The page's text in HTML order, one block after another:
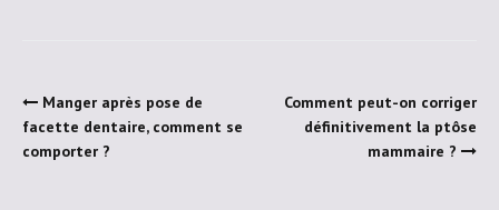
Manger après pose de
facette dentaire, comment se
comporter ?
Comment peut-on corriger
définitivement la ptôse
mammaire ?